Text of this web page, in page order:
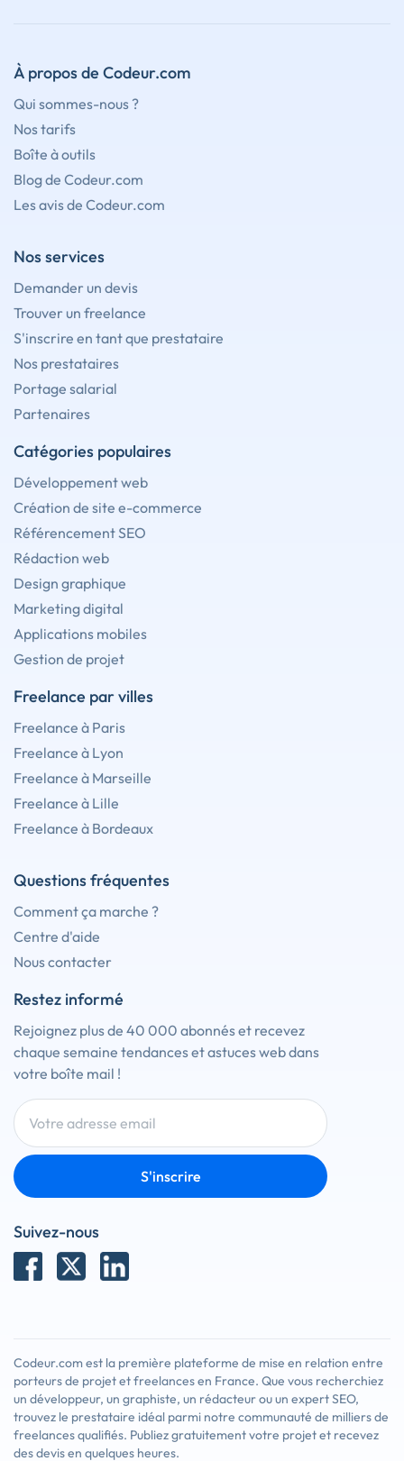
À propos de Codeur.com
Qui sommes-nous ?
Nos tarifs
Boîte à outils
Blog de Codeur.com
Les avis de Codeur.com
Nos services
Demander un devis
Trouver un freelance
S'inscrire en tant que prestataire
Nos prestataires
Portage salarial
Partenaires
Catégories populaires
Développement web
Création de site e-commerce
Référencement SEO
Rédaction web
Design graphique
Marketing digital
Applications mobiles
Gestion de projet
Freelance par villes
Freelance à Paris
Freelance à Lyon
Freelance à Marseille
Freelance à Lille
Freelance à Bordeaux
Questions fréquentes
Comment ça marche ?
Centre d'aide
Nous contacter
Restez informé
Rejoignez plus de 40 000 abonnés et recevez
chaque semaine tendances et astuces web dans
votre boîte mail !
S'inscrire
Suivez-nous
Codeur.com est la première plateforme de mise en relation entre
porteurs de projet et freelances en France. Que vous recherchiez
un développeur, un graphiste, un rédacteur ou un expert SEO,
trouvez le prestataire idéal parmi notre communauté de milliers de
freelances qualifiés. Publiez gratuitement votre projet et recevez
des devis en quelques heures.